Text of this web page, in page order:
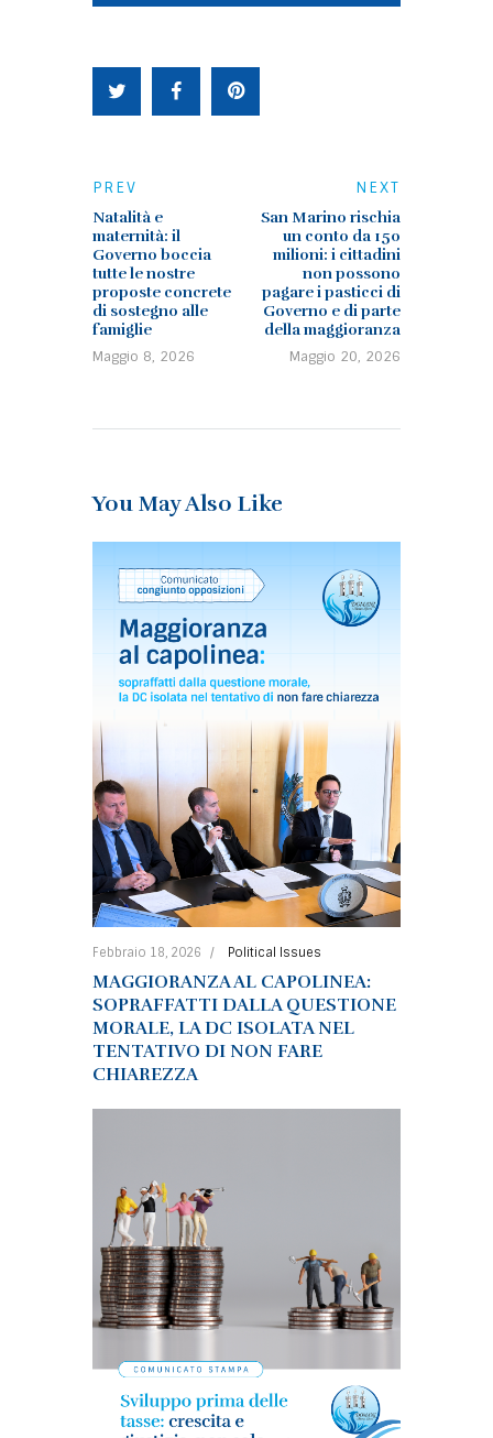
PREV
Natalità e
maternità: il
Governo boccia
tutte le nostre
proposte concrete
di sostegno alle
famiglie
Maggio 8, 2026
NEXT
San Marino rischia
un conto da 150
milioni: i cittadini
non possono
pagare i pasticci di
Governo e di parte
della maggioranza
Maggio 20, 2026
You May Also Like
Febbraio 18, 2026 Political Issues
MAGGIORANZA AL CAPOLINEA:
SOPRAFFATTI DALLA QUESTIONE
MORALE, LA DC ISOLATA NEL
TENTATIVO DI NON FARE
CHIAREZZA